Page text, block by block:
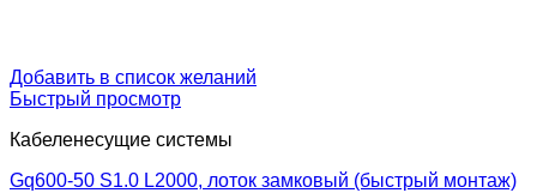
Добавить в список желаний
Быстрый просмотр
Кабеленесущие системы
Gq600-50 S1.0 L2000, лоток замковый (быстрый монтаж)